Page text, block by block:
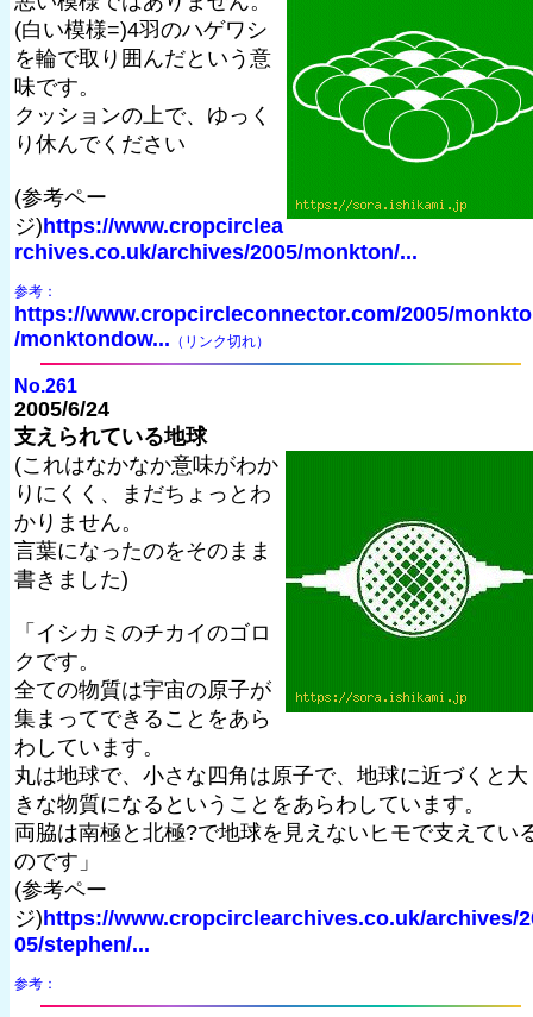
(白い模様=)4羽のハゲワシ
を輪で取り囲んだという意
味です。
クッションの上で、ゆっく
り休んでください
(参考ペー
ジ) https://www.cropcirclea
rchives.co.uk/archives/2005/monkton/...
参考：
https://www.cropcircleconnector.com/2005/
/monktondow... （リンク切れ）
No.261
2005/6/24
支えられている地球
(これはなかなか意味がわか
りにくく、まだちょっとわ
かりません。
言葉になったのをそのまま
書きました)
「イシカミのチカイのゴロ
クです。
全ての物質は宇宙の原子が
集まってできることをあら
わしています。
丸は地球で、小さな四角は原子で、地球に近づくと大
きな物質になるということをあらわしています。
両脇は南極と北極?で地球を見えないヒモで支えてい
のです」
(参考ペー
ジ) https://www.cropcirclearchives.co.uk/archives/
05/stephen/...
参考：